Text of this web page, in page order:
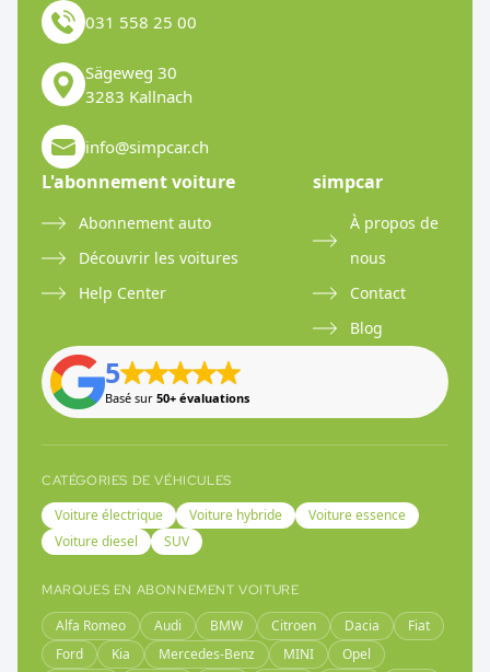
031 558 25 00
Sägeweg 30
3283 Kallnach
info@simpcar.ch
L'abonnement voiture
Abonnement auto
Découvrir les voitures
Help Center
simpcar
À propos de
nous
Contact
Blog
5
Basé sur 50+ évaluations
CATÉGORIES DE VÉHICULES
Voiture électrique Voiture hybride
Voiture essence
Voiture diesel
SUV
MARQUES EN ABONNEMENT VOITURE
Alfa Romeo Audi BMW Citroen Dacia
Fiat
Ford
Kia Mercedes-Benz MINI Opel